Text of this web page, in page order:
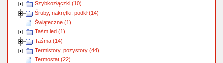
Szybkozłączki (10)
Śruby, nakrętki, podkł (14)
Świąteczne (1)
Taśm led (1)
Taśma (14)
Termistory, pozystory (44)
Termostat (22)